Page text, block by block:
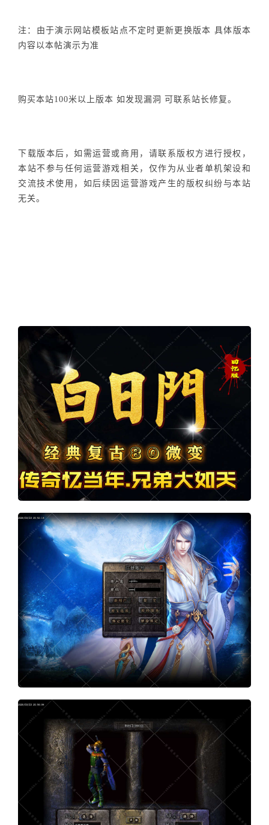
注：由于演示网站模板站点不定时更新更换版本 具体版本
内容以本帖演示为准
购买本站100米以上版本 如发现漏洞 可联系站长修复。
下载版本后，如需运营或商用，请联系版权方进行授权，
本站不参与任何运营游戏相关，仅作为从业者单机架设和
交流技术使用，如后续因运营游戏产生的版权纠纷与本站
无关。